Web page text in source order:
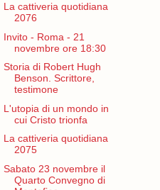
La cattiveria quotidiana
2076
Invito - Roma - 21
novembre ore 18:30
Storia di Robert Hugh
Benson. Scrittore,
testimone
L'utopia di un mondo in
cui Cristo trionfa
La cattiveria quotidiana
2075
Sabato 23 novembre il
Quarto Convegno di